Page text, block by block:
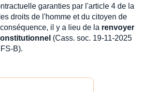
garanties par l'article 4 de la
droits de l'homme et du citoyen de
il y a lieu de la renvoyer
(Cass. soc. 19-11-2025
B).